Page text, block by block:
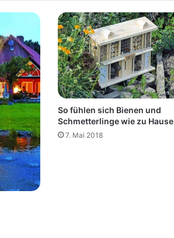
So fühlen sich Bienen und
Schmetterlinge wie zu Hause
7. Mai 2018